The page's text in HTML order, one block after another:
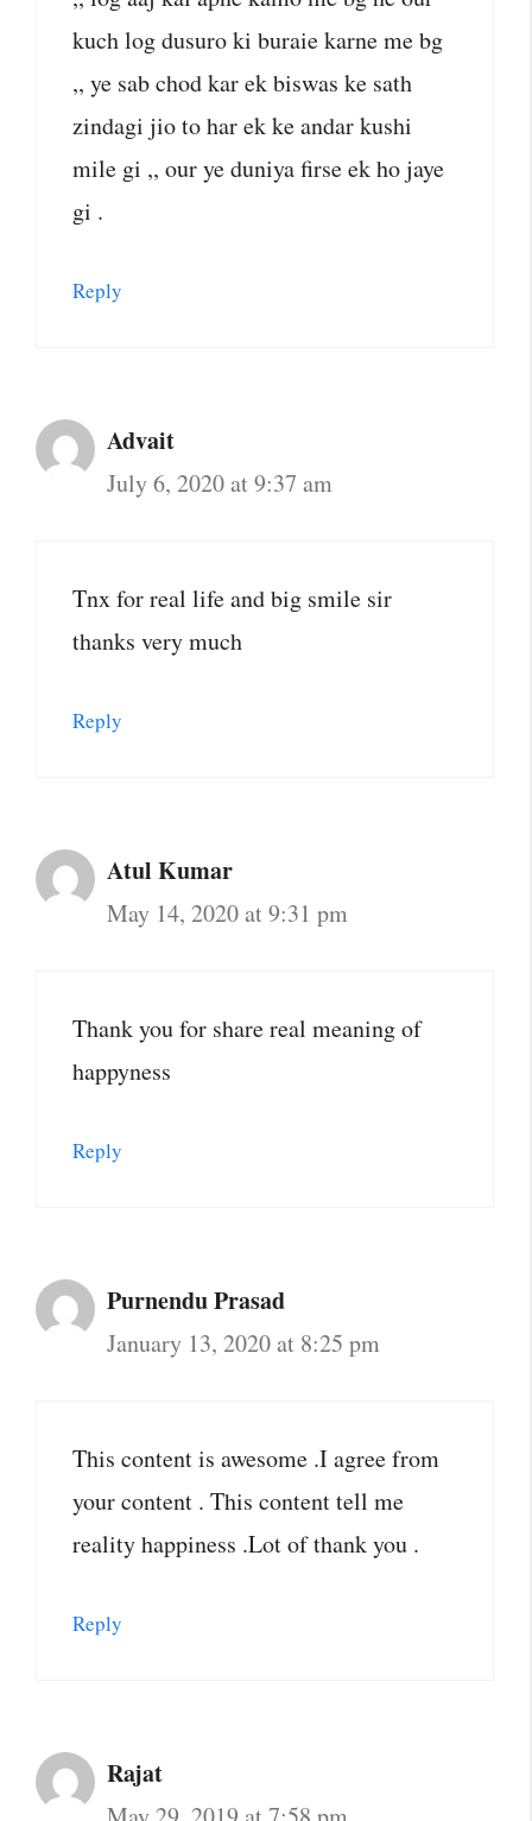
kuch log dusuro ki buraie karne me bg
,, ye sab chod kar ek biswas ke sath
zindagi jio to har ek ke andar kushi
mile gi ,, our ye duniya firse ek ho jaye
gi .
Reply
Advait
July 6, 2020 at 9:37 am
Tnx for real life and big smile sir
thanks very much
Reply
Atul Kumar
May 14, 2020 at 9:31 pm
Thank you for share real meaning of
happyness
Reply
Purnendu Prasad
January 13, 2020 at 8:25 pm
This content is awesome .I agree from
your content . This content tell me
reality happiness .Lot of thank you .
Reply
Rajat